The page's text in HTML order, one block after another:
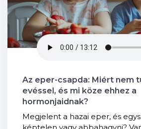
Az eper-csapda: Miért nem
evéssel, és mi köze ehhez a
hormonjaidnak?
Megjelent a hazai eper, és